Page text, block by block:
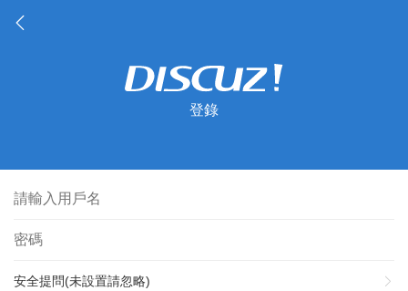
登錄
安全提問(未設置請忽略)